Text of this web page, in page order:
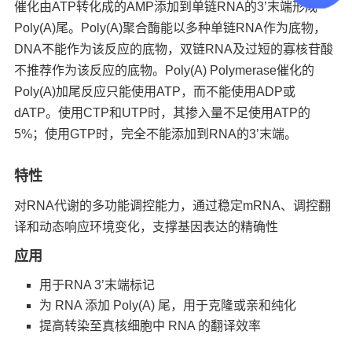
催化由ATP转化成的AMP添加到单链RNA的3’末端形成
Poly(A)尾。Poly(A)聚合酶能以多种单链RNA作为底物，
DNA不能作为该反应的底物，双链RNA及过短的寡核苷酸
不推荐作为该反应的底物。Poly(A) Polymerase催化的
Poly(A)加尾反应只能使用ATP，而不能使用ADP或
dATP。使用CTP和UTP时，其掺入量不足使用ATP的
5%；使用GTP时，完全不能添加到RNA的3’末端。
特性
对RNA代谢的多功能调控能力，通过稳定mRNA、调控翻
译和动态响应环境变化，支撑基因表达的精确性
应用
用于RNA 3’末端标记
为 RNA 添加 Poly(A) 尾，用于克隆或亲和纯化
提高转染至真核细胞中 RNA 的翻译效率